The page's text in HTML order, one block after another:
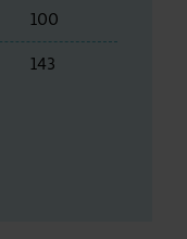
100
143